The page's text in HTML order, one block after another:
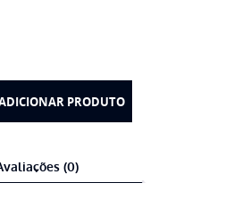
PRODUTO
(0)